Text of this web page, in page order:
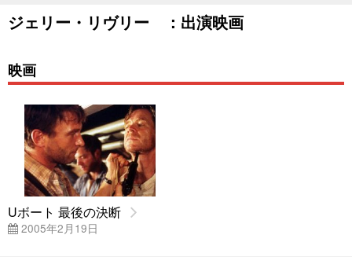
ジェリー・リヴリー ：出演映画
映画
Uボート 最後の決断
2005年2月19日